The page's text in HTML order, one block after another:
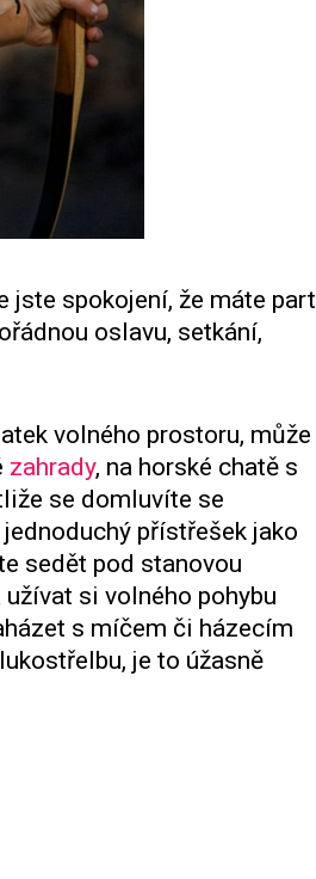
jste spokojení, že máte
oslavu, setkání,
volného prostoru, může
zahrady, na horské chatě s
se domluvíte se
přístřešek jako
sedět pod stanovou
si volného pohybu
s míčem či házecím
je to úžasně